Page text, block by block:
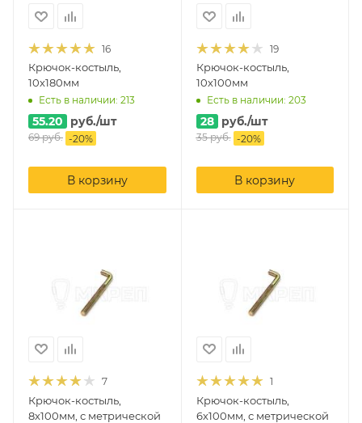
16
Крючок-костыль,
10х180мм
Есть в наличии: 213
55.20 руб./шт
69руб. -20%
В корзину
19
Крючок-костыль,
10х100мм
Есть в наличии: 203
28 руб./шт
35руб. -20%
В корзину
7
Крючок-костыль,
8х100мм, с метрической
1
Крючок-костыль,
6х100мм, с метрической